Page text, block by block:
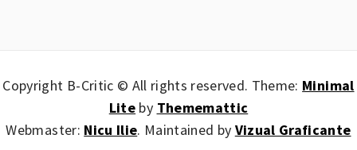
Copyright B-Critic © All rights reserved. Theme: Minimal
Lite by Thememattic
Webmaster: Nicu Ilie. Maintained by Vizual Graficante